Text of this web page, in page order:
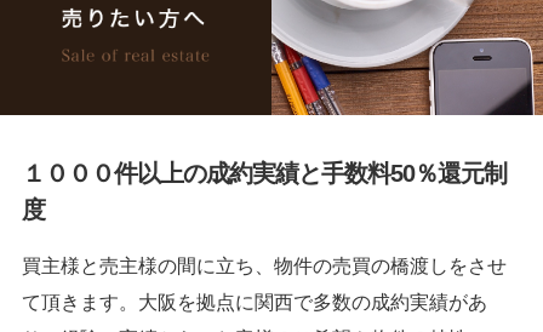
１０００件以上の成約実績と手数料50％還元制
度
買主様と売主様の間に立ち、物件の売買の橋渡しをさせ
て頂きます。大阪を拠点に関西で多数の成約実績があ